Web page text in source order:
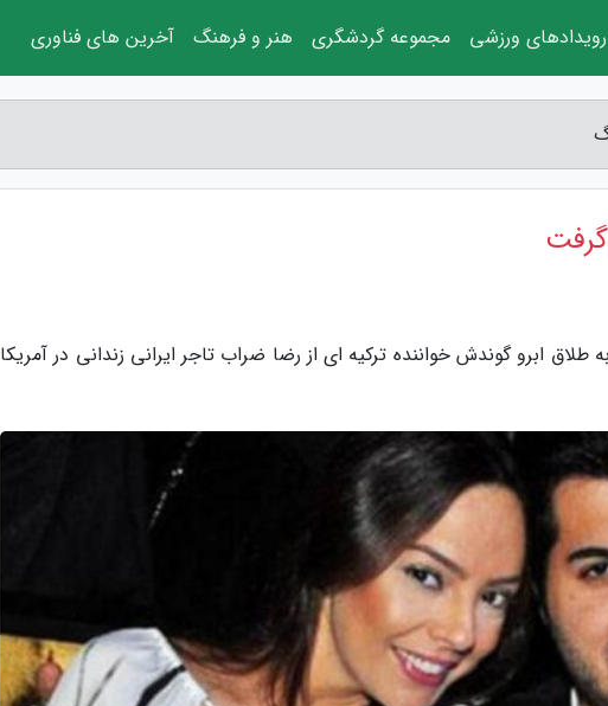
طلاق ابرو گوندش خواننده ترکیه ای از رضا ضراب تاجر ایرانی زندانی در آمریکا
رویدادهای ورزشی مجموعه گردشگری هنر و فرهنگ آخرین های فناوری